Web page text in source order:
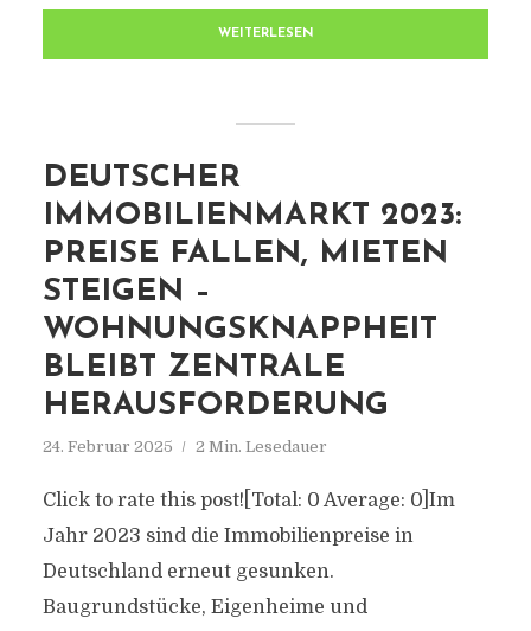
WEITERLESEN
DEUTSCHER
IMMOBILIENMARKT 2023:
PREISE FALLEN, MIETEN
STEIGEN –
WOHNUNGSKNAPPHEIT
BLEIBT ZENTRALE
HERAUSFORDERUNG
24. Februar 2025 2 Min. Lesedauer
Click to rate this post![Total: 0 Average: 0]Im
Jahr 2023 sind die Immobilienpreise in
Deutschland erneut gesunken.
Baugrundstücke, Eigenheime und